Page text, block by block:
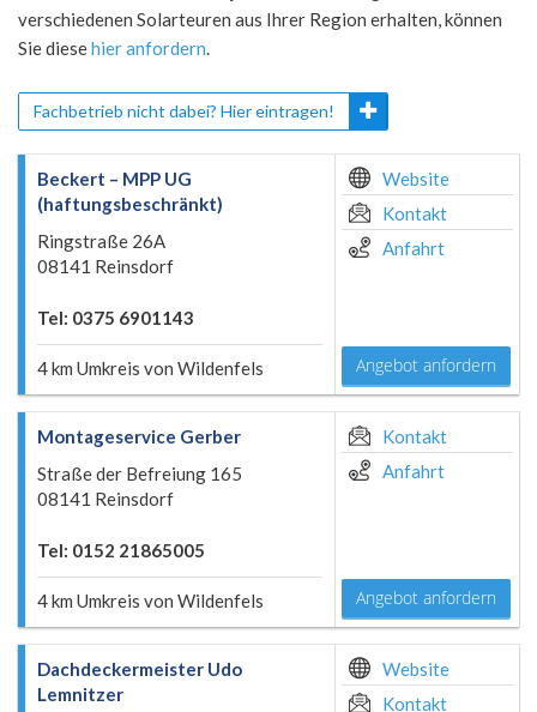
verschiedenen Solarteuren aus Ihrer Region erhalten, können
Sie diesehier anfordern.
Fachbetrieb nicht dabei? Hier eintragen!
Beckert – MPP UG
(haftungsbeschränkt)
Ringstraße 26A
08141 Reinsdorf
Tel: 0375 6901143
4 km Umkreis von Wildenfels
Website
Kontakt
Anfahrt
Angebot anfordern
Montageservice Gerber
Straße der Befreiung 165
08141 Reinsdorf
Tel: 0152 21865005
4 km Umkreis von Wildenfels
Kontakt
Anfahrt
Angebot anfordern
Dachdeckermeister Udo
Lemnitzer
Website
Kontakt